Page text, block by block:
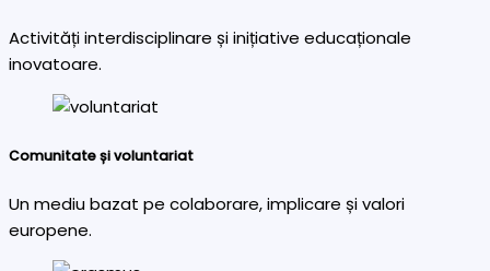
Activități interdisciplinare și inițiative educaționale
inovatoare.
Comunitate și voluntariat
Un mediu bazat pe colaborare, implicare și valori
europene.